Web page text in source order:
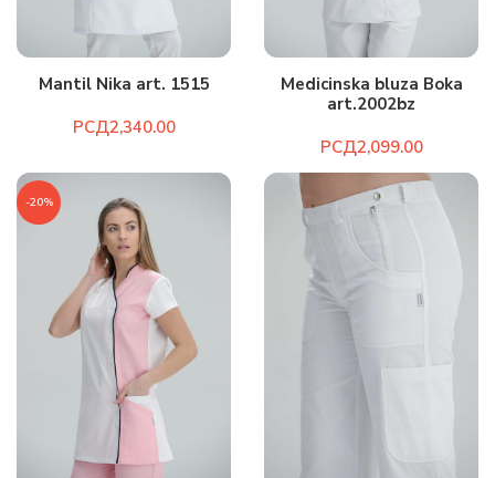
Mantil Nika art. 1515
РСД
Medicinska bluza Boka
art.2002bz
РСД
-20%